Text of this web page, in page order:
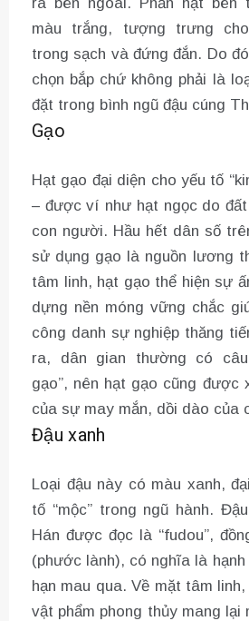
màu trắng, tượng trưng
trong sạch và đứng đắn. Do
chọn bắp chứ không phải là
đặt trong bình ngũ đậu cúng
Gạo
Hạt gạo đại diện cho yếu tố
– được ví như hạt ngọc do
con người. Hầu hết dân số
sử dụng gạo là nguồn lương
tâm linh, hạt gạo thể hiện sự
dựng nền móng vững chắc
công danh sự nghiệp thăng
ra, dân gian thường có
gạo”, nên hạt gạo cũng được
của sự may mắn, dồi dào của
Đậu xanh
Loại đậu này có màu xanh,
tố “mộc” trong ngũ hành.
Hán được đọc là “fudou”,
(phước lành), có nghĩa là
hạn mau qua. Về mặt tâm
vật phẩm phong thủy mang lại